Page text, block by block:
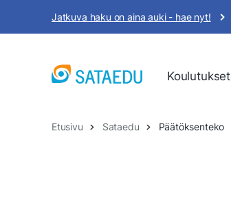
Jatkuva haku on aina auki - hae nyt!
Koulutukset
Etusivu Sataedu Päätöksenteko